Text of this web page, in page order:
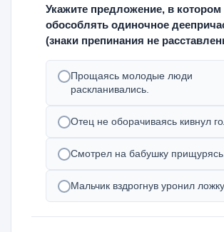
Укажите предложение, в
обособлять одиночное
(знаки препинания не
Прощаясь молодые люди
раскланивались.
Отец не оборачиваясь кивнул
Смотрел на бабушку прищурясь.
Мальчик вздрогнув уронил ложку.